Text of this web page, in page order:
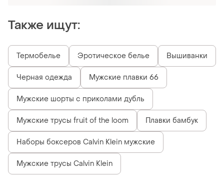
Также ищут:
Термобелье Эротическое белье Вышиванки
Черная одежда Мужские плавки 66
Мужские шорты с приколами дубль
Мужские трусы fruit of the loom Плавки бамбук
Наборы боксеров Calvin Klein мужские
Мужские трусы Calvin Klein